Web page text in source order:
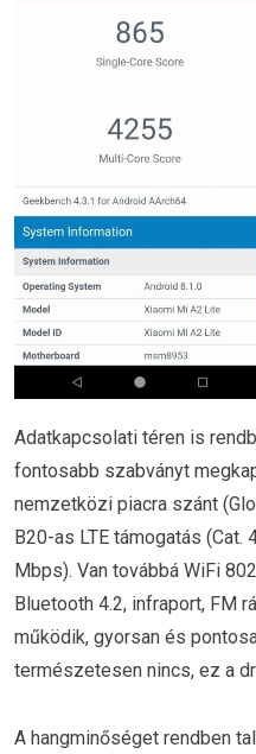
Adatkapcsolati téren is
fontosabb szabványt
nemzetközi piacra szánt
B20-as LTE támogatás
Mbps). Van továbbá WiFi
Bluetooth 4.2, infraport, FM
működik, gyorsan és
természetesen nincs, ez a
A hangminőséget rendben